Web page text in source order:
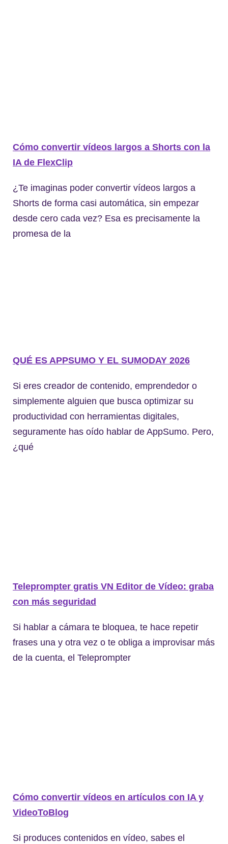
Cómo convertir vídeos largos a Shorts con la
IA de FlexClip
¿Te imaginas poder convertir vídeos largos a
Shorts de forma casi automática, sin empezar
desde cero cada vez? Esa es precisamente la
promesa de la
QUÉ ES APPSUMO Y EL SUMODAY 2026
Si eres creador de contenido, emprendedor o
simplemente alguien que busca optimizar su
productividad con herramientas digitales,
seguramente has oído hablar de AppSumo. Pero,
¿qué
Teleprompter gratis VN Editor de Vídeo: graba
con más seguridad
Si hablar a cámara te bloquea, te hace repetir
frases una y otra vez o te obliga a improvisar más
de la cuenta, el Teleprompter
Cómo convertir vídeos en artículos con IA y
VideoToBlog
Si produces contenidos en vídeo, sabes el